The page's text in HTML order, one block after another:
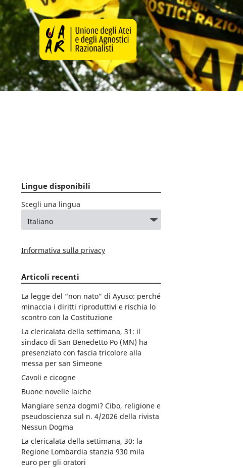
Lingue disponibili
Scegli una lingua
Informativa sulla privacy
Articoli recenti
La legge del “non nato” di Ayuso: perché
minaccia i diritti riproduttivi e rischia lo
scontro con la Costituzione
La clericalata della settimana, 31: il
sindaco di San Benedetto Po (MN) ha
presenziato con fascia tricolore alla
messa per san Simeone
Cavoli e cicogne
Buone novelle laiche
Mangiare senza dogmi? Cibo, religione e
pseudoscienza sul n. 4/2026 della rivista
Nessun Dogma
La clericalata della settimana, 30: la
Regione Lombardia stanzia 930 mila
euro per gli oratori